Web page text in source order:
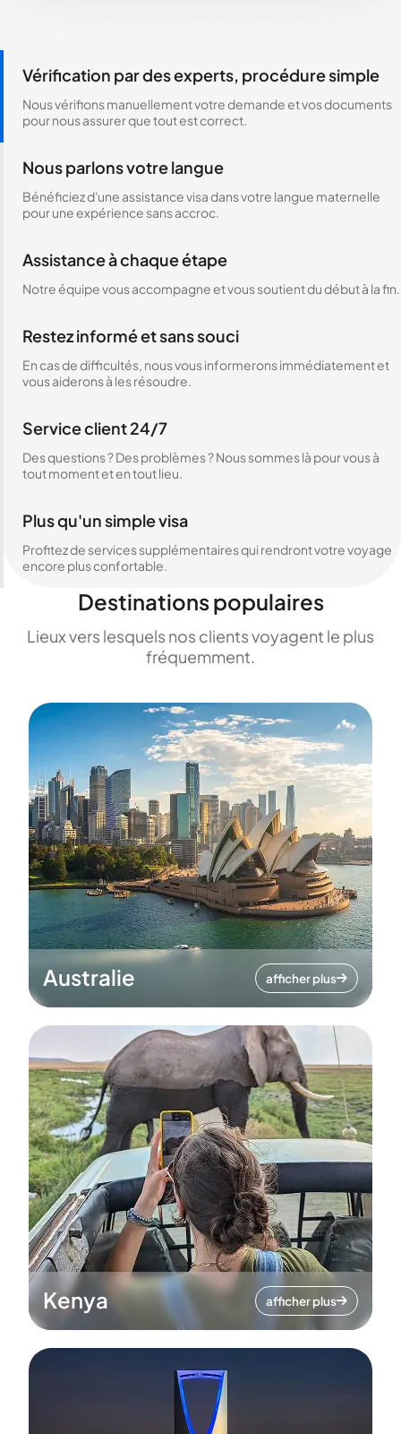
Vérification par des experts, procédure simple
Nous vérifions manuellement votre demande et vos documents
pour nous assurer que tout est correct.
Nous parlons votre langue
Bénéficiez d'une assistance visa dans votre langue maternelle
pour une expérience sans accroc.
Assistance à chaque étape
Notre équipe vous accompagne et vous soutient du début à la fin.
Restez informé et sans souci
En cas de difficultés, nous vous informerons immédiatement et
vous aiderons à les résoudre.
Service client 24/7
Des questions ? Des problèmes ? Nous sommes là pour vous à
tout moment et en tout lieu.
Plus qu'un simple visa
Profitez de services supplémentaires qui rendront votre voyage
encore plus confortable.
Destinations populaires
Lieux vers lesquels nos clients voyagent le plus
fréquemment.
Australie afficher plus
Kenya afficher plus